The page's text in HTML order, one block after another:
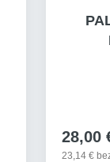
28,00
23,14 €